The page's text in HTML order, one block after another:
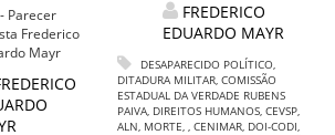
Parecer
Frederico
Mayr
FREDERICO
EDUARDO MAYR
DESAPARECIDO POLÍTICO,
DITADURA MILITAR, COMISSÃO
ESTADUAL DA VERDADE RUBENS
PAIVA, DIREITOS HUMANOS, CEVSP,
ALN, MORTE, , CENIMAR, DOI-CODI,